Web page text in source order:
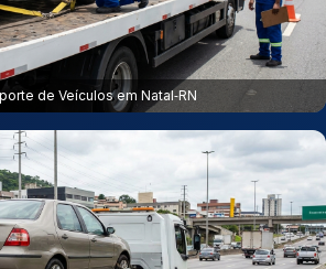
de Veículos em Natal‑RN